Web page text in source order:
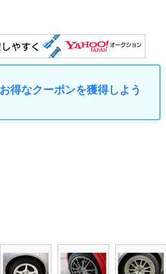
得なクーポンを獲得しよう